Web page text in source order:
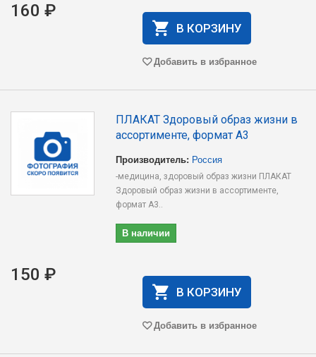
160 ₽
В КОРЗИНУ
Добавить в избранное
ПЛАКАТ Здоровый образ жизни в
ассортименте, формат А3
Производитель: Россия
-медицина, здоровый образ жизни ПЛАКАТ
Здоровый образ жизни в ассортименте,
формат А3..
В наличии
150 ₽
В КОРЗИНУ
Добавить в избранное